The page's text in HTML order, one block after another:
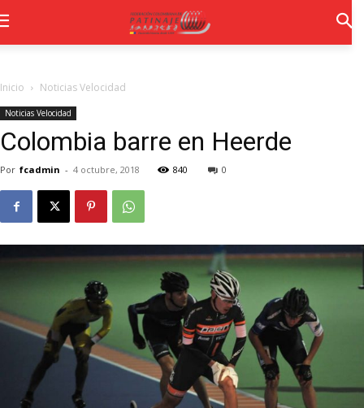
Inicio Noticias Velocidad
Noticias Velocidad
Colombia barre en Heerde
Por fcadmin - 4 octubre, 2018 840 0